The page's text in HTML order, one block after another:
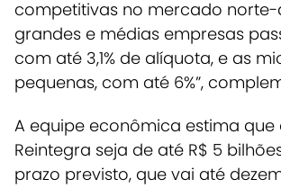
competitivas no mercado
grandes e médias empresas
com até 3,1% de alíquota, e as
pequenas, com até 6%”,
A equipe econômica estima
Reintegra seja de até R$ 5
prazo previsto, que vai até